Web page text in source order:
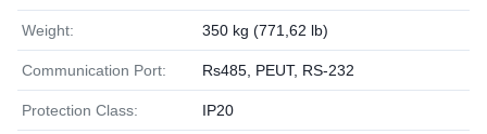
Weight: 350 kg (771,62 lb)
Communication Port: Rs485, PEUT, RS-232
Protection Class: IP20